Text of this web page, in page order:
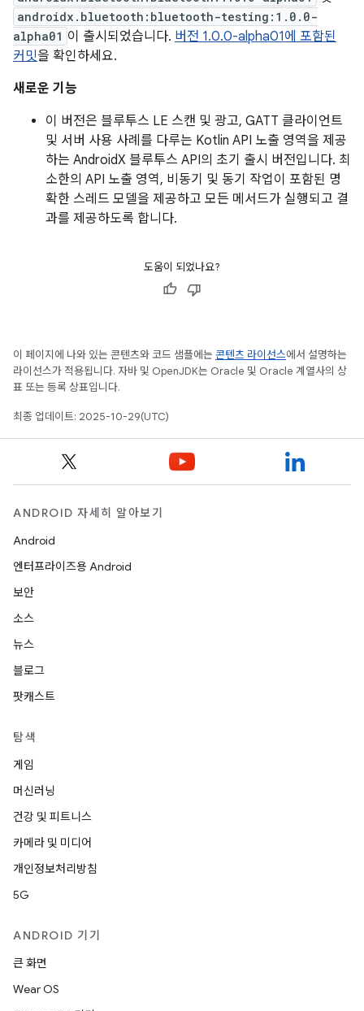
androidx.bluetooth:bluetooth-testing:1.0.0-
alpha01 이 출시되었습니다. 버전 1.0.0-alpha01에 포함된
커밋을 확인하세요.
새로운 기능
이 버전은 블루투스 LE 스캔 및 광고, GATT 클라이언트
및 서버 사용 사례를 다루는 Kotlin API 노출 영역을 제공
하는 AndroidX 블루투스 API의 초기 출시 버전입니다. 최
소한의 API 노출 영역, 비동기 및 동기 작업이 포함된 명
확한 스레드 모델을 제공하고 모든 메서드가 실행되고 결
과를 제공하도록 합니다.
도움이 되었나요?
이 페이지에 나와 있는 콘텐츠와 코드 샘플에는 콘텐츠 라이선스에서 설명하는
라이선스가 적용됩니다. 자바 및 OpenJDK는 Oracle 및 Oracle 계열사의 상
표 또는 등록 상표입니다.
최종 업데이트: 2025-10-29(UTC)
ANDROID 자세히 알아보기
Android
엔터프라이즈용 Android
보안
소스
뉴스
블로그
팟캐스트
탐색
게임
머신러닝
건강 및 피트니스
카메라 및 미디어
개인정보처리방침
5G
ANDROID 기기
큰 화면
Wear OS